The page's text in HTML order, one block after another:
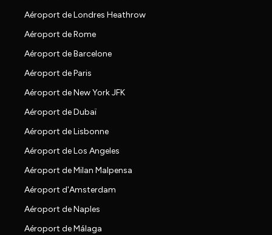
Aéroport de Londres Heathrow
Aéroport de Rome
Aéroport de Barcelone
Aéroport de Paris
Aéroport de New York JFK
Aéroport de Dubaï
Aéroport de Lisbonne
Aéroport de Los Angeles
Aéroport de Milan Malpensa
Aéroport d'Amsterdam
Aéroport de Naples
Aéroport de Málaga